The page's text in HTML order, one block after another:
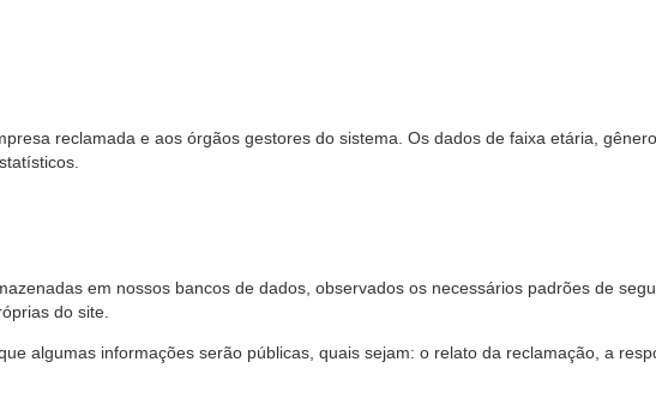
reclamada e aos órgãos gestores do sistema. Os dados de faixa etária,
em nossos bancos de dados, observados os necessários padrões de
do site.
algumas informações serão públicas, quais sejam: o relato da reclamação, a